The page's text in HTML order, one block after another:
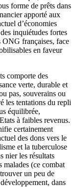
forme de prêts dans
apporté aux
d’économies
inquiétudes fortes
ONG françaises, face
en faveur
comporte des
verte, durable et
pas, souverains ou
les tentations du repli
équilibrée,
à faibles revenus.
certainement
des dons vers le
et la tuberculose
nier les résultats
malades (ce combat
un peu de
dans